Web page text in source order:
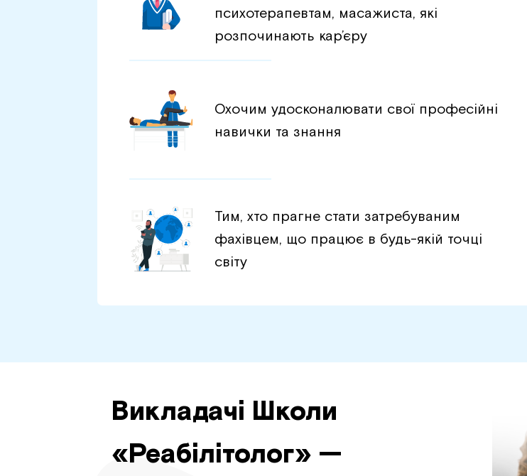
психотерапевтам, масажиста, які
розпочинають кар’єру
Охочим удосконалювати свої професійні
навички та знання
Тим, хто прагне стати затребуваним
фахівцем, що працює в будь-якій точці
світу
Викладачі Школи
«Реабілітолог» —